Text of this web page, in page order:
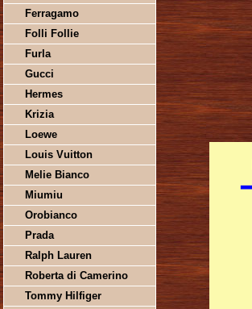
Ferragamo
Folli Follie
Furla
Gucci
Hermes
Krizia
Loewe
Louis Vuitton
Melie Bianco
Miumiu
Orobianco
Prada
Ralph Lauren
Roberta di Camerino
Tommy Hilfiger